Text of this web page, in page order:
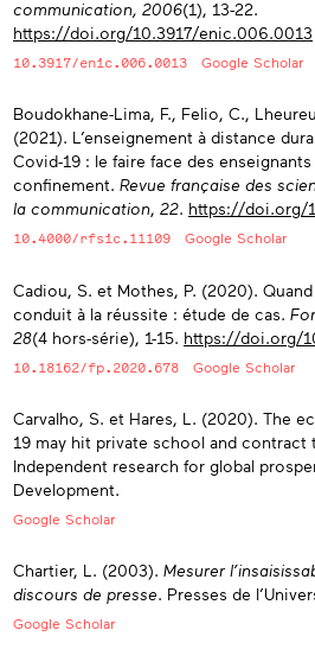
communication, 2006(1), 13-22.
https://doi.org/10.3917/enic.006.0013
10.3917/enic.006.0013 Google Scholar
Boudokhane-Lima, F., Felio, C.,
(2021). L’enseignement à distance
Covid-19 : le faire face des
confinement. Revue française des
la communication, 22. https://doi.org/
10.4000/rfsic.11109 Google Scholar
Cadiou, S. et Mothes, P. (2020).
conduit à la réussite : étude de cas.
28(4 hors-série), 1-15. https://doi.org/
10.18162/fp.2020.678 Google Scholar
Carvalho, S. et Hares, L. (2020). The
19 may hit private school and contract
Independent research for global
Development.
Google Scholar
Chartier, L. (2003). Mesurer
discours de presse. Presses de
Google Scholar